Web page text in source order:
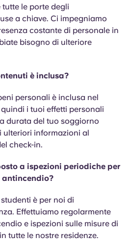
le porte degli
a chiave. Ci impegniamo
costante di personale in
bisogno di ulteriore
è inclusa?
personali è inclusa nel
i tuoi effetti personali
durata del tuo soggiorno
ulteriori informazioni al
check-in.
a ispezioni periodiche per
antincendio?
è per noi di
Effettuiamo regolarmente
e ispezioni sulle misure di
tutte le nostre residenze.